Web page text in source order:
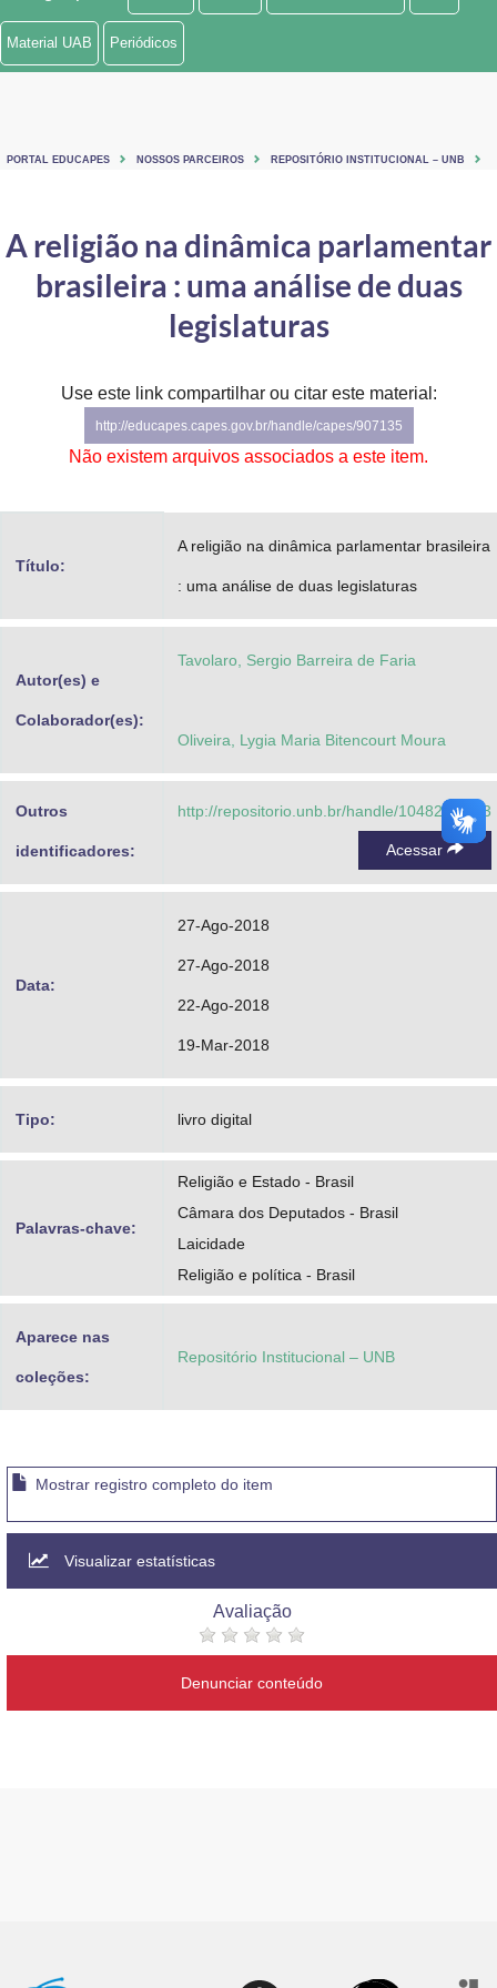
Ministério de Minas e Energia
Controladoria-Geral da União
Ministério da Mulher, da Família e dos Direitos Humanos
Secretaria de Governo
Gabinete de Segurança Institucional
Banco Central do Brasil
Material UAB Periódicos
PORTAL EDUCAPES NOSSOS PARCEIROS REPOSITÓRIO INSTITUCIONAL – UNB
A religião na dinâmica parlamentar
brasileira : uma análise de duas
legislaturas
Use este link compartilhar ou citar este material:
http://educapes.capes.gov.br/handle/capes/907135
Não existem arquivos associados a este item.
Título:
A religião na dinâmica parlamentar brasileira
: uma análise de duas legislaturas
Autor(es) e
Colaborador(es):
Tavolaro, Sergio Barreira de Faria
Oliveira, Lygia Maria Bitencourt Moura
Outros
identificadores:
http://repositorio.unb.br/handle/10482/32503
Acessar
Data:
27-Ago-2018
27-Ago-2018
22-Ago-2018
19-Mar-2018
Tipo: livro digital
Palavras-chave:
Religião e Estado - Brasil
Câmara dos Deputados - Brasil
Laicidade
Religião e política - Brasil
Aparece nas
coleções:
Repositório Institucional – UNB
Mostrar registro completo do item
Visualizar estatísticas
Avaliação
Denunciar conteúdo